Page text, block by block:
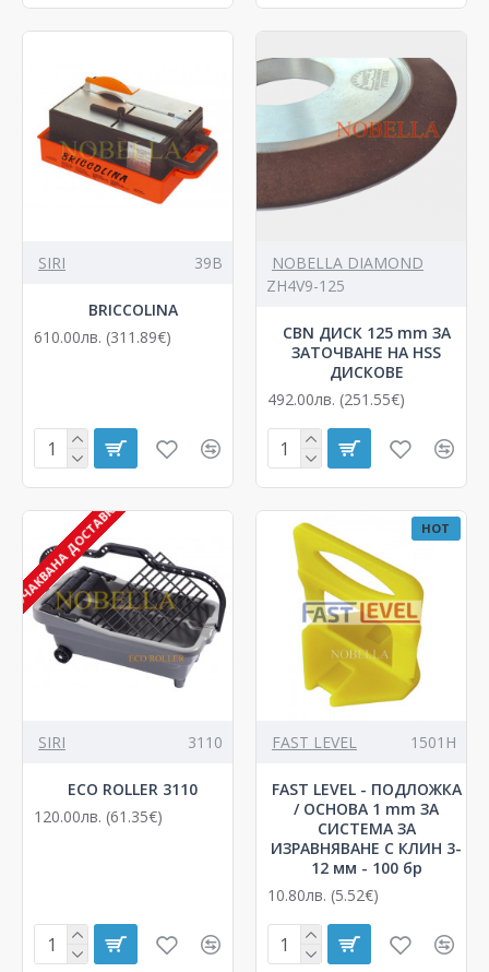
SIRI 39B
BRICCOLINA
610.00лв. (311.89€)
NOBELLA DIAMOND
ZH4V9-125
CBN ДИСК 125 mm ЗА
ЗАТОЧВАНЕ НА HSS
ДИСКОВЕ
492.00лв. (251.55€)
ОЧАКВАНА ДОСТАВКА
SIRI 3110
ECO ROLLER 3110
120.00лв. (61.35€)
HOT
FAST LEVEL 1501H
FAST LEVEL - ПОДЛОЖКА
/ ОСНОВА 1 mm ЗА
СИСТЕМА ЗА
ИЗРАВНЯВАНЕ С КЛИН 3-
12 мм - 100 бр
10.80лв. (5.52€)